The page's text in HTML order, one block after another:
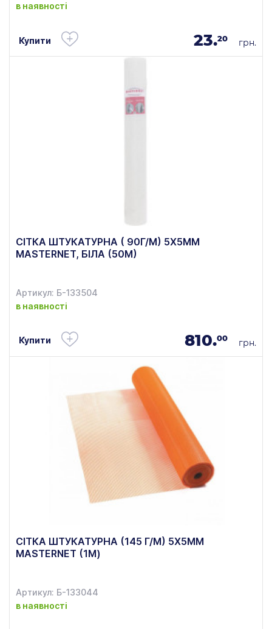
в наявності
Купити 23.20 грн.
СІТКА ШТУКАТУРНА ( 90Г/М) 5Х5ММ
MASTERNET, БІЛА (50М)
Артикул: Б-133504
в наявності
Купити 810.00 грн.
СІТКА ШТУКАТУРНА (145 Г/М) 5Х5ММ
MASTERNET (1М)
Артикул: Б-133044
в наявності